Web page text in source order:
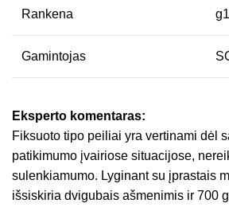
Rankena
Gamintojas
Eksperto komentaras:
Fiksuoto tipo peiliai yra vertinami dėl
patikimumo įvairiose situacijose,
sulenkiamumo. Lyginant su įprastais
išsiskiria dvigubais ašmenimis ir 700